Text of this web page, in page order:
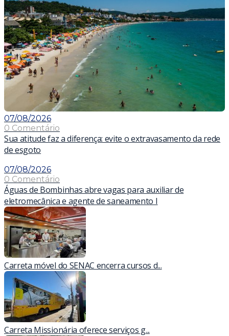
07/08/2026
0 Comentário
Sua atitude faz a diferença: evite o extravasamento da rede
de esgoto
07/08/2026
0 Comentário
Águas de Bombinhas abre vagas para auxiliar de
eletromecânica e agente de saneamento I
Carreta móvel do SENAC encerra cursos d...
Carreta Missionária oferece serviços g...